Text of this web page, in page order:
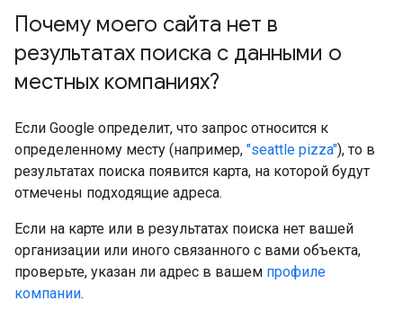
Почему моего сайта нет в
результатах поиска с данными о
местных компаниях?
Если Google определит, что запрос относится к
определенному месту (например, "seattle pizza"), то в
результатах поиска появится карта, на которой будут
отмечены подходящие адреса.
Если на карте или в результатах поиска нет вашей
организации или иного связанного с вами объекта,
проверьте, указан ли адрес в вашем профиле
компании.